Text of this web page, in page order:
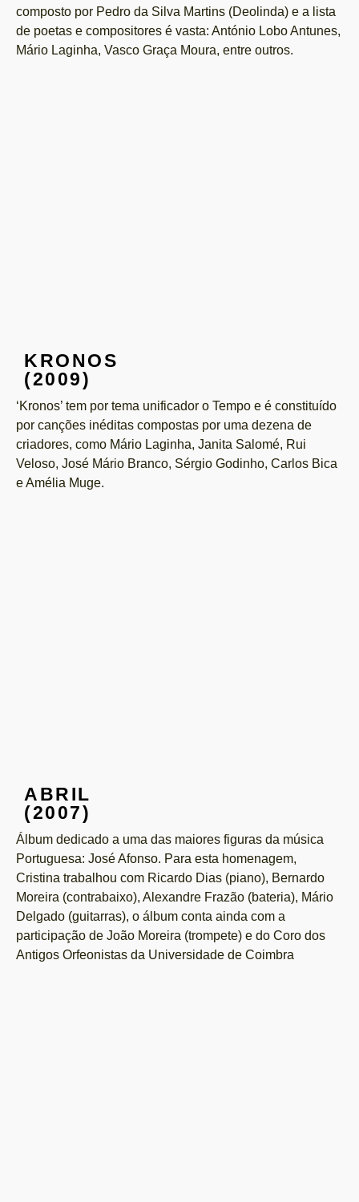
composto por Pedro da Silva Martins (Deolinda) e a lista
de poetas e compositores é vasta: António Lobo Antunes,
Mário Laginha, Vasco Graça Moura, entre outros.
KRONOS
(2009)
‘Kronos’ tem por tema unificador o Tempo e é constituído
por canções inéditas compostas por uma dezena de
criadores, como Mário Laginha, Janita Salomé, Rui
Veloso, José Mário Branco, Sérgio Godinho, Carlos Bica
e Amélia Muge.
ABRIL
(2007)
Álbum dedicado a uma das maiores figuras da música
Portuguesa: José Afonso. Para esta homenagem,
Cristina trabalhou com Ricardo Dias (piano), Bernardo
Moreira (contrabaixo), Alexandre Frazão (bateria), Mário
Delgado (guitarras), o álbum conta ainda com a
participação de João Moreira (trompete) e do Coro dos
Antigos Orfeonistas da Universidade de Coimbra